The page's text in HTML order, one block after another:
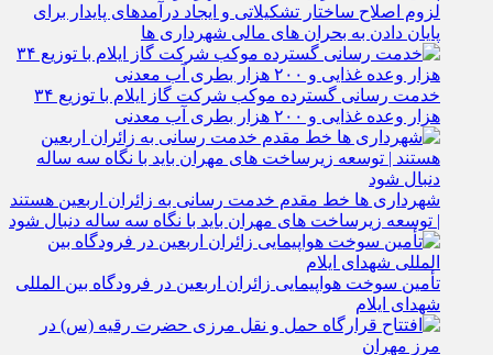
لزوم اصلاح ساختار تشکیلاتی و ایجاد درآمدهای پایدار برای
پایان دادن به بحران‌ های مالی شهرداری‌ ها
خدمت رسانی گسترده موکب شرکت گاز ایلام با توزیع ۳۴
هزار وعده غذایی و ۲۰۰ هزار بطری آب معدنی
شهرداری‌ ها خط مقدم خدمت ‌رسانی به زائران اربعین هستند
| توسعه زیرساخت ‌های مهران باید با نگاه سه‌ ساله دنبال شود
تأمین سوخت هواپیمایی زائران اربعین در فرودگاه بین المللی
شهدای ایلام